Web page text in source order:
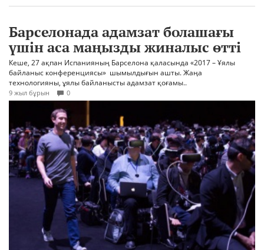
Барселонада адамзат болашағы
үшін аса маңызды жиналыс өтті
Кеше, 27 ақпан Испанияның Барселона қаласында «2017 – Ұялы
байланыс конференциясы» шымылдығын ашты. Жаңа
технологияны, ұялы байланысты адамзат қоғамы..
9 жыл бұрын 0